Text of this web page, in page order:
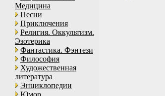
Медицина
Песни
Приключения
Религия. Оккультизм.
Эзотерика
Фантастика. Фэнтези
Философия
Художественная
литература
Энциклопедии
Юмор